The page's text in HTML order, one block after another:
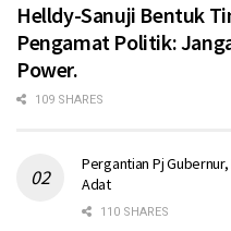
Helldy-Sanuji Bentuk
Pengamat Politik:
Power.
109 SHARES
Pergantian Pj
Adat
110 SHARES